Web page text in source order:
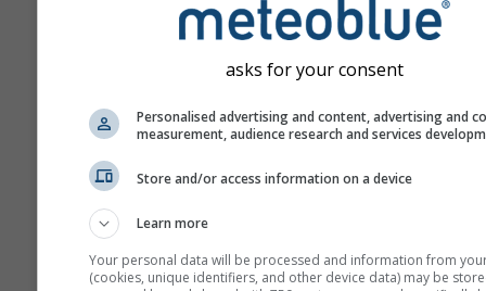
Meteogram
asks for your consent
Personalised advertising and content, advertising and
measurement, audience research and services
Store and/or access information on a device
Learn more
Your personal data will be processed and information from
(cookies, unique identifiers, and other device data) may be